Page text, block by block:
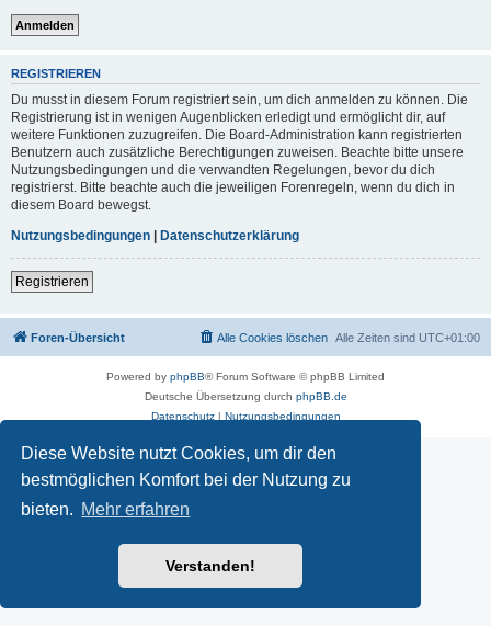
Diese Website nutzt Cookies, um dir den
bestmöglichen Komfort bei der Nutzung zu
bieten. Mehr erfahren
Verstanden!
REGISTRIEREN
Du musst in diesem Forum registriert sein, um dich anmelden zu können. Die
Registrierung ist in wenigen Augenblicken erledigt und ermöglicht dir, auf
weitere Funktionen zuzugreifen. Die Board-Administration kann registrierten
Benutzern auch zusätzliche Berechtigungen zuweisen. Beachte bitte unsere
Nutzungsbedingungen und die verwandten Regelungen, bevor du dich
registrierst. Bitte beachte auch die jeweiligen Forenregeln, wenn du dich in
diesem Board bewegst.
Nutzungsbedingungen | Datenschutzerklärung
Registrieren
Foren-Übersicht Alle Zeiten sind UTC+01:00
Alle Cookies löschen
Powered by phpBB® Forum Software © phpBB Limited
Deutsche Übersetzung durch phpBB.de
Datenschutz| Nutzungsbedingungen